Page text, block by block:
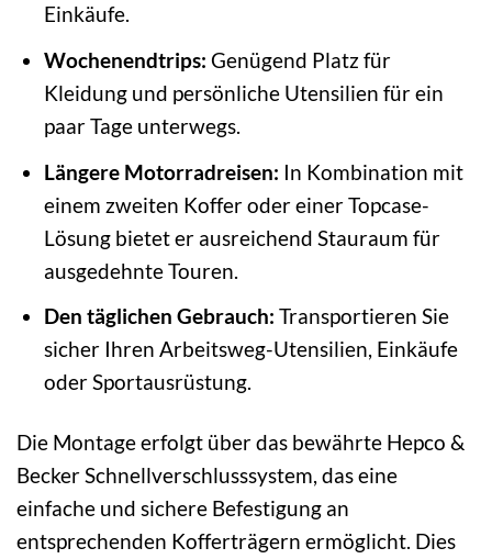
Einkäufe.
Wochenendtrips: Genügend Platz für
Kleidung und persönliche Utensilien für ein
paar Tage unterwegs.
Längere Motorradreisen: In Kombination mit
einem zweiten Koffer oder einer Topcase-
Lösung bietet er ausreichend Stauraum für
ausgedehnte Touren.
Den täglichen Gebrauch: Transportieren Sie
sicher Ihren Arbeitsweg-Utensilien, Einkäufe
oder Sportausrüstung.
Die Montage erfolgt über das bewährte Hepco &
Becker Schnellverschlusssystem, das eine
einfache und sichere Befestigung an
entsprechenden Kofferträgern ermöglicht. Dies